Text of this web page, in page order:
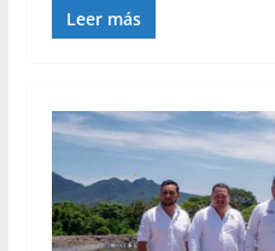
Leer más